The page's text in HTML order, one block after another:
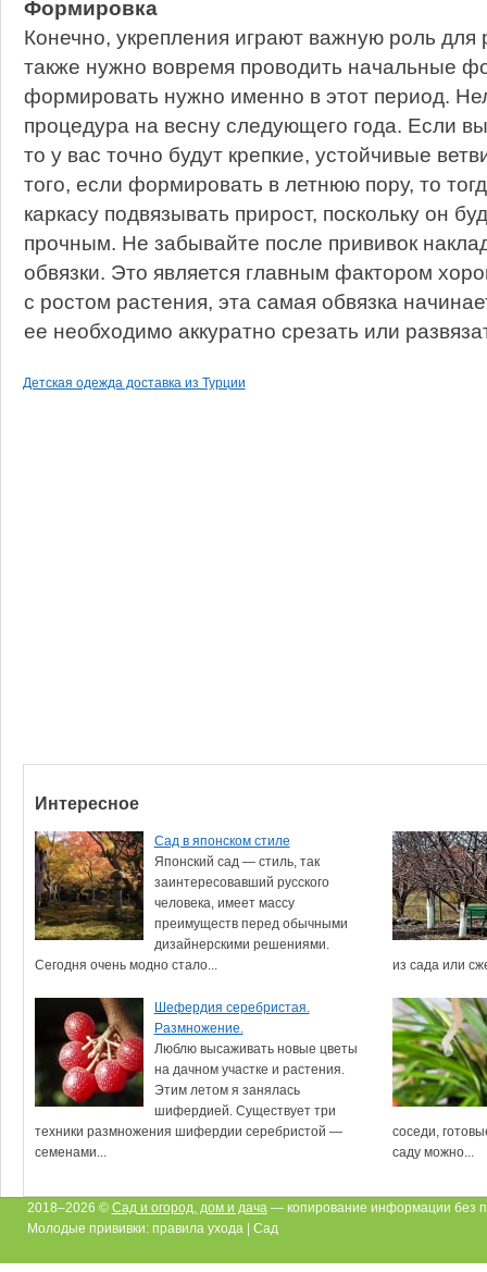
Формировка
Конечно, укрепления играют важную роль для
также нужно вовремя проводить начальные
формировать нужно именно в этот период.
процедура на весну следующего года. Если
то у вас точно будут крепкие, устойчивые
того, если формировать в летнюю пору, то
каркасу подвязывать прирост, поскольку он
прочным. Не забывайте после прививок
обвязки. Это является главным фактором
с ростом растения, эта самая обвязка
ее необходимо аккуратно срезать или
Детская одежда доставка из Турции
Интересное
Сад в японском стиле
Японский сад — стиль, так
заинтересовавший русского
человека, имеет массу
преимуществ перед обычными
дизайнерскими решениями.
Сегодня очень модно стало...
из сада или
Шефердия серебристая.
Размножение.
Люблю высаживать новые цветы
на дачном участке и растения.
Этим летом я занялась
шифердией. Существует три
техники размножения шифердии серебристой —
семенами...
соседи,
саду можно...
2018–2026 © Сад и огород, дом и дача — копирование информации без
Молодые прививки: правила ухода | Сад